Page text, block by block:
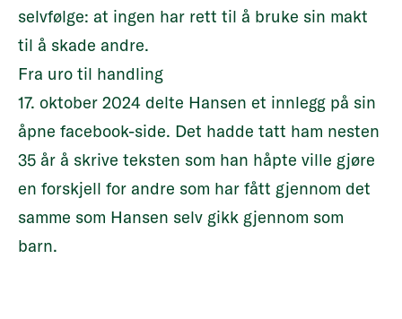
selvfølge: at ingen har rett til å bruke sin makt
til å skade andre.
Fra uro til handling
17. oktober 2024 delte Hansen et innlegg på sin
åpne facebook-side. Det hadde tatt ham nesten
35 år å skrive teksten som han håpte ville gjøre
en forskjell for andre som har fått gjennom det
samme som Hansen selv gikk gjennom som
barn.